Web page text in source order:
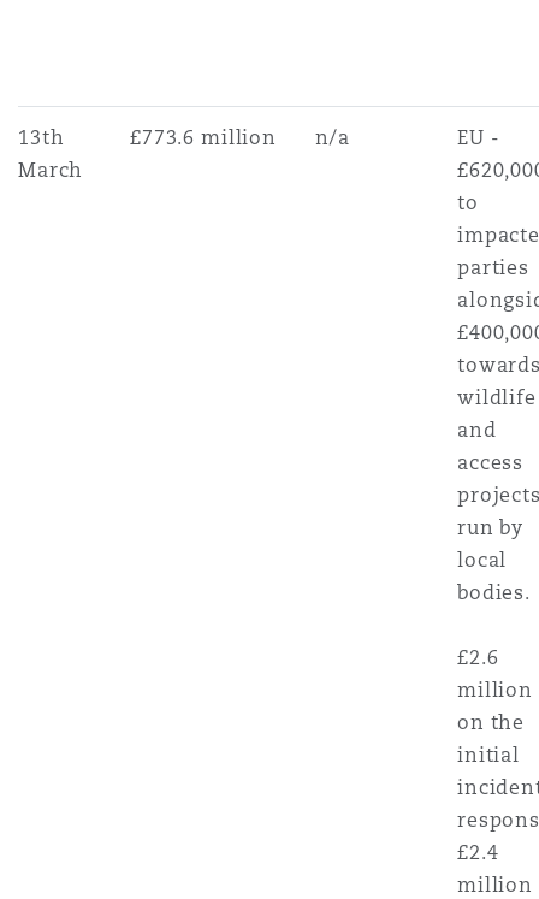
13th
March
£773.6 million n/a
EU -
to
parties
wildlife
and
access
run by
local
bodies.
£2.6
million
on the
initial
£2.4
million